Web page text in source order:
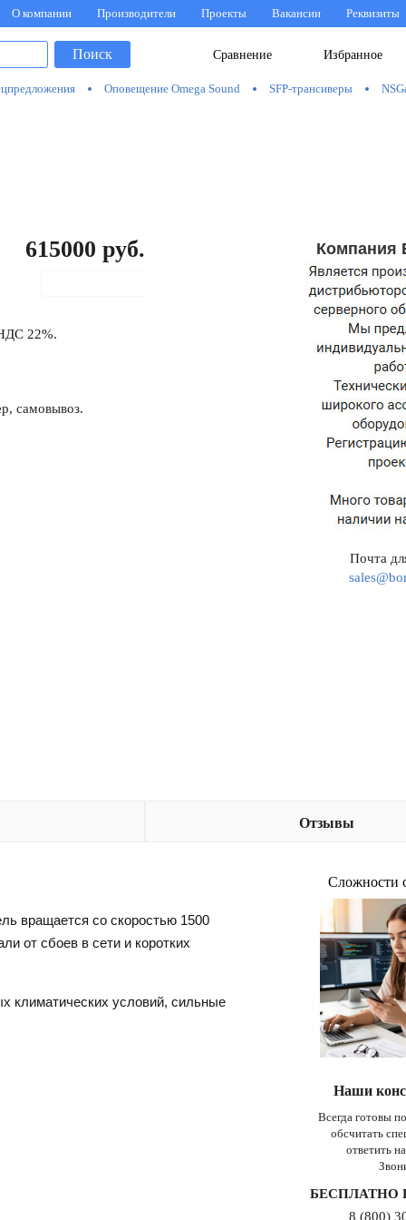
О компании Производители Проекты Вакансии Реквизиты
Избранное
Сравнение
Поиск
Оповещение Omega Sound SFP-трансиверы
615000 руб.
22%.
самовывоз.
Компания
Почта
Отзывы
вращается со скоростью 1500
от сбоев в сети и коротких
климатических условий, сильные
Сложности
Наши
Всегда готовы
обсчитать
ответить
БЕСПЛАТНО
8 (800)